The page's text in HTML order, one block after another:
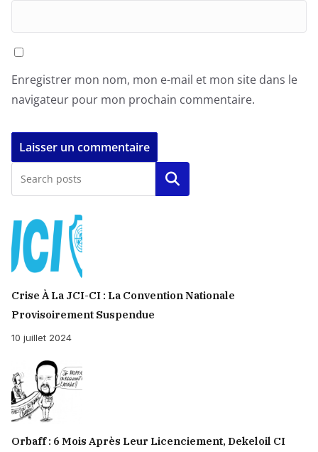
Enregistrer mon nom, mon e-mail et mon site dans le
navigateur pour mon prochain commentaire.
Rechercher
Crise À La JCI-CI : La Convention Nationale
Provisoirement Suspendue
10 juillet 2024
Orbaff : 6 Mois Après Leur Licenciement, Dekeloil CI